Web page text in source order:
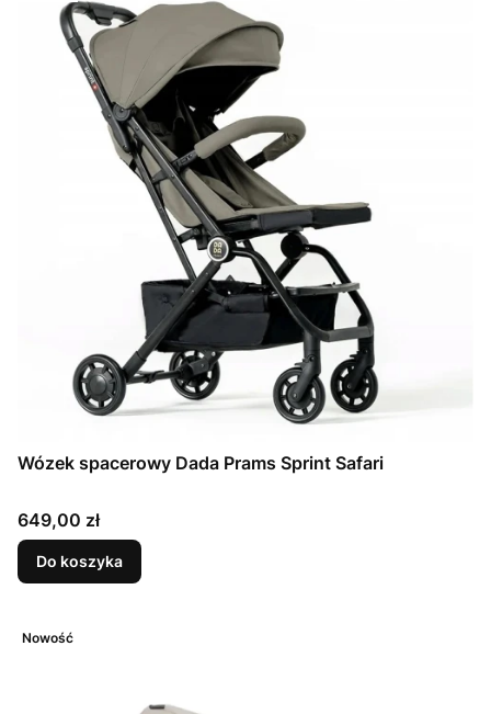
Wózek spacerowy Dada Prams Sprint Safari
Cena
649,00 zł
Do koszyka
Nowość